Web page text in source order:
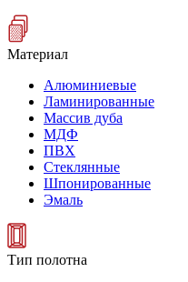
Материал
Алюминиевые
Ламинированные
Массив дуба
МДФ
ПВХ
Стеклянные
Шпонированные
Эмаль
Тип полотна